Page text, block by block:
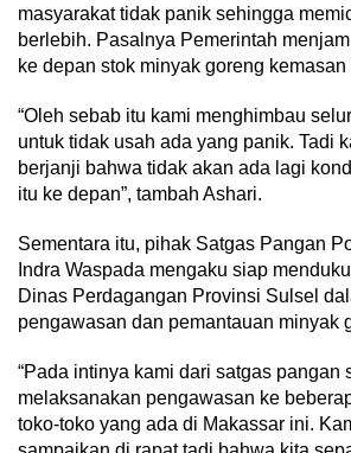
masyarakat tidak panik sehingga
berlebih. Pasalnya Pemerintah
ke depan stok minyak goreng
“Oleh sebab itu kami menghimbau
untuk tidak usah ada yang panik. Tadi
berjanji bahwa tidak akan ada lagi
itu ke depan”, tambah Ashari.
Sementara itu, pihak Satgas Pangan
Indra Waspada mengaku siap
Dinas Perdagangan Provinsi Sulsel
pengawasan dan pemantauan minyak
“Pada intinya kami dari satgas pangan
melaksanakan pengawasan ke
toko-toko yang ada di Makassar ini.